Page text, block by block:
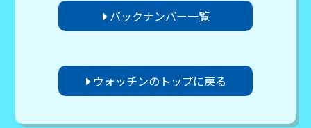
バックナンバー一覧
ウォッチンのトップに戻る